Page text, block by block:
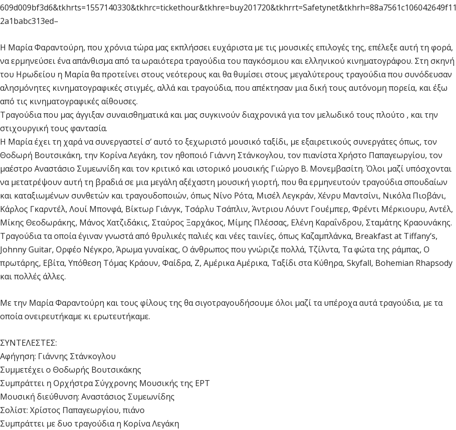
609d009bf3d6&tkhrts=1557140330&tkhrc=tickethour&tkhre=buy201720&tkhrrt=Safetynet&tkhrh=88a7561c106042649f11
2a1babc313ed–
Η Μαρία Φαραντούρη, που χρόνια τώρα μας εκπλήσσει ευχάριστα με τις μουσικές επιλογές της, επέλεξε αυτή τη φορά,
να ερμηνεύσει ένα απάνθισμα από τα ωραιότερα τραγούδια του παγκόσμιου και ελληνικού κινηματογράφου. Στη σκηνή
του Ηρωδείου η Μαρία θα προτείνει στους νεότερους και θα θυμίσει στους μεγαλύτερους τραγούδια που συνόδευσαν
αλησμόνητες κινηματογραφικές στιγμές, αλλά και τραγούδια, που απέκτησαν μια δική τους αυτόνομη πορεία, και έξω
από τις κινηματογραφικές αίθουσες.
Τραγούδια που μας άγγιξαν συναισθηματικά και μας συγκινούν διαχρονικά για τον μελωδικό τους πλούτο , και την
στιχουργική τους φαντασία.
Η Μαρία έχει τη χαρά να συνεργαστεί σ’ αυτό το ξεχωριστό μουσικό ταξίδι, με εξαιρετικούς συνεργάτες όπως, τον
Θοδωρή Βουτσικάκη, την Κορίνα Λεγάκη, τον ηθοποιό Γιάννη Στάνκογλου, τον πιανίστα Χρήστο Παπαγεωργίου, τον
μαέστρο Αναστάσιο Συμεωνίδη και τον κριτικό και ιστορικό μουσικής Γιώργο Β. Μονεμβασίτη. Όλοι μαζί υπόσχονται
να μετατρέψουν αυτή τη βραδιά σε μια μεγάλη αξέχαστη μουσική γιορτή, που θα ερμηνευτούν τραγούδια σπουδαίων
και καταξιωμένων συνθετών και τραγουδοποιών, όπως Νίνο Ρότα, Μισέλ Λεγκράν, Χένρυ Μαντσίνι, Νικόλα Πιοβάνι,
Κάρλος Γκαρντέλ, Λουί Μπονφά, Βίκτωρ Γιάνγκ, Τσάρλυ Τσάπλιν, Άντριου Λόυντ Γουέμπερ, Φρέντι Μέρκιουρυ, Αντέλ,
Μίκης Θεοδωράκης, Μάνος Χατζιδάκις, Σταύρος Ξαρχάκος, Μίμης Πλέσσας, Ελένη Καραΐνδρου, Σταμάτης Κραουνάκης.
Τραγούδια τα οποία έγιναν γνωστά από θρυλικές παλιές και νέες ταινίες, όπως Καζαμπλάνκα, Breakfast at Tiffany’s,
Johnny Guitar, Ορφέο Νέγκρο, Άρωμα γυναίκας, Ο άνθρωπος που γνώριζε πολλά, Τζίλντα, Τα φώτα της ράμπας, Ο
πρωτάρης, Εβίτα, Υπόθεση Τόμας Κράουν, Φαίδρα, Ζ, Αμέρικα Αμέρικα, Ταξίδι στα Κύθηρα, Skyfall, Bohemian Rhapsody
και πολλές άλλες.
Με την Μαρία Φαραντούρη και τους φίλους της θα σιγοτραγουδήσουμε όλοι μαζί τα υπέροχα αυτά τραγούδια, με τα
οποία ονειρευτήκαμε κι ερωτευτήκαμε.
ΣΥΝΤΕΛΕΣΤΕΣ:
Αφήγηση: Γιάννης Στάνκογλου
Συμμετέχει ο Θοδωρής Βουτσικάκης
Συμπράττει η Ορχήστρα Σύγχρονης Μουσικής της ΕΡΤ
Μουσική διεύθυνση: Αναστάσιος Συμεωνίδης
Σολίστ: Χρίστος Παπαγεωργίου, πιάνο
Συμπράττει με δυο τραγούδια η Κορίνα Λεγάκη